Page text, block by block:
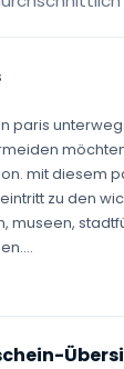
paris
mit diesem
zu den
museen,